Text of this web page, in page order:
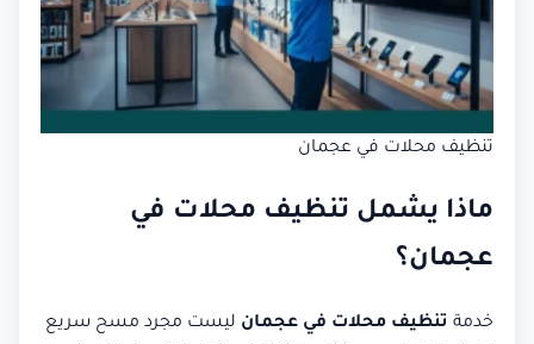
تنظيف محلات في عجمان
ماذا يشمل تنظيف محلات في
عجمان؟
خدمة تنظيف محلات في عجمان ليست مجرد مسح سريع